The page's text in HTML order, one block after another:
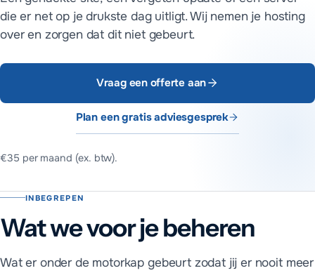
die er net op je drukste dag uitligt. Wij nemen je hosting
over en zorgen dat dit niet gebeurt.
Vraag een offerte aan
Plan een gratis adviesgesprek
€35 per maand (ex. btw).
Wat kost managed WordPress hosting?
antwoord
WordPress hosting kost €35 per maand (ex. btw)
INBEGREPEN
Wat we voor je beheren
Wat er onder de motorkap gebeurt zodat jij er nooit meer